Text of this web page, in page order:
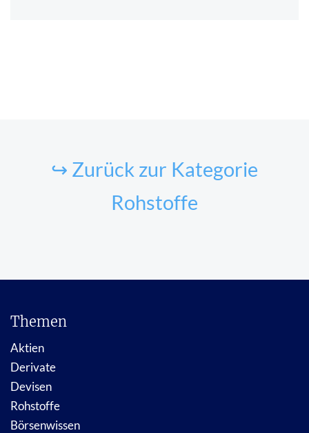
↪ Zurück zur Kategorie
Rohstoffe
Themen
Aktien
Derivate
Devisen
Rohstoffe
Börsenwissen